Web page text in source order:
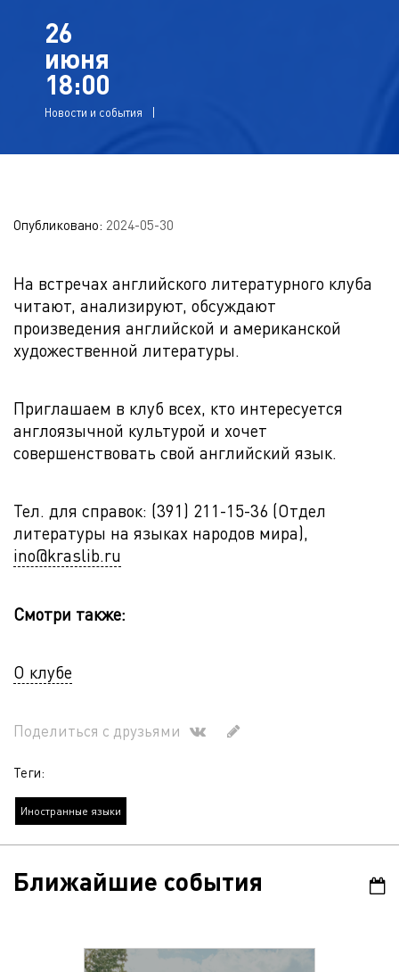
26
июня
18:00
Новости и события
Опубликовано: 2024-05-30
На встречах английского литературного клуба
читают, анализируют, обсуждают
произведения английской и американской
художественной литературы.
Приглашаем в клуб всех, кто интересуется
англоязычной культурой и хочет
совершенствовать свой английский язык.
Тел. для справок: (391) 211-15-36 (Отдел
литературы на языках народов мира),
ino@kraslib.ru
Смотри также:
О клубе
Поделиться с друзьями
Теги:
Иностранные языки
Ближайшие события